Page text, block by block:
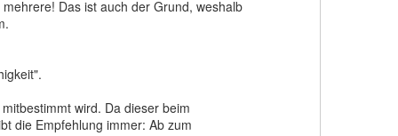
Das ist auch der Grund, weshalb
wird. Da dieser beim
die Empfehlung immer: Ab zum